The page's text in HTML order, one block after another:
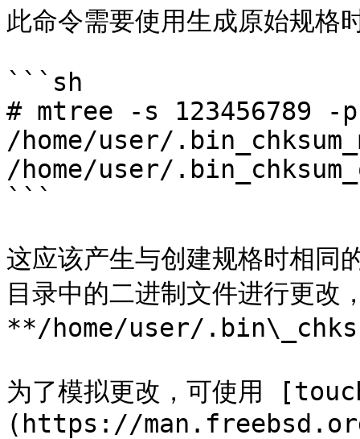
此命令需要使用生成原始规格
```sh
# mtree -s 123456789
/home/user/
/home/user/
```
这应该产生与创建规格时相
目录中的二进制文件进行更改
**/home/user/
为了模拟更改，可使用
(https://